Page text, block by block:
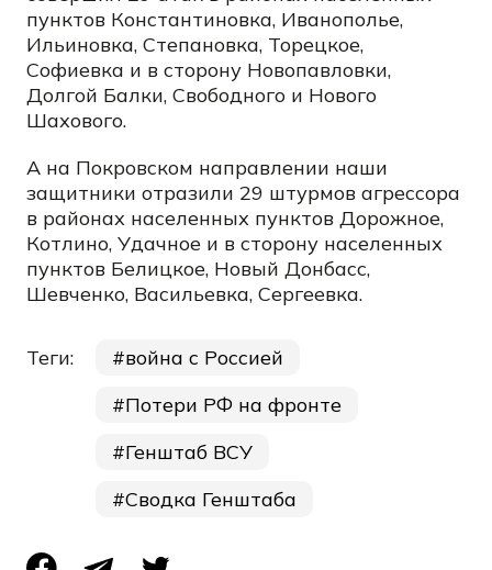
пунктов Константиновка, Иванополье,
Ильиновка, Степановка, Торецкое,
Софиевка и в сторону Новопавловки,
Долгой Балки, Свободного и Нового
Шахового.
А на Покровском направлении наши
защитники отразили 29 штурмов агрессора
в районах населенных пунктов Дорожное,
Котлино, Удачное и в сторону населенных
пунктов Белицкое, Новый Донбасс,
Шевченко, Васильевка, Сергеевка.
Теги:
война с Россией
Потери РФ на фронте
Генштаб ВСУ
Сводка Генштаба